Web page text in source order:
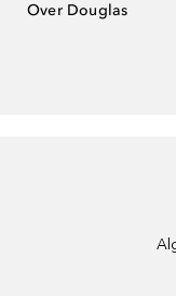
Over Douglas